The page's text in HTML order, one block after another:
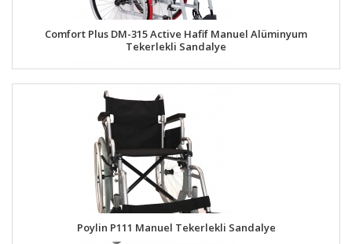
Comfort Plus DM-315 Active Hafif Manuel Alüminyum
Tekerlekli Sandalye
Poylin P111 Manuel Tekerlekli Sandalye